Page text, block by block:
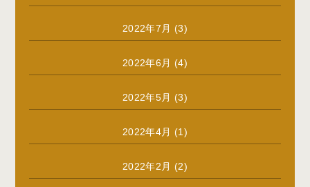
2022年7月 (3)
2022年6月 (4)
2022年5月 (3)
2022年4月 (1)
2022年2月 (2)